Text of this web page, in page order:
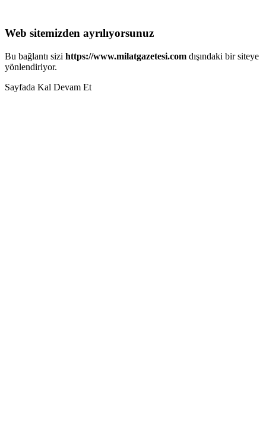
Web sitemizden ayrılıyorsunuz
Bu bağlantı sizi https://www.milatgazetesi.com dışındaki bir siteye
yönlendiriyor.
Sayfada Kal Devam Et